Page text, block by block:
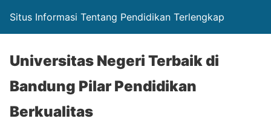
Situs Informasi Tentang Pendidikan Terlengkap
Universitas Negeri Terbaik di
Bandung Pilar Pendidikan
Berkualitas